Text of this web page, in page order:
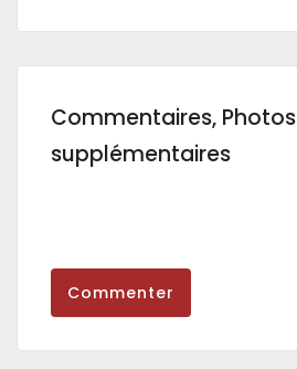
Commentaires, Photos
supplémentaires
Commenter